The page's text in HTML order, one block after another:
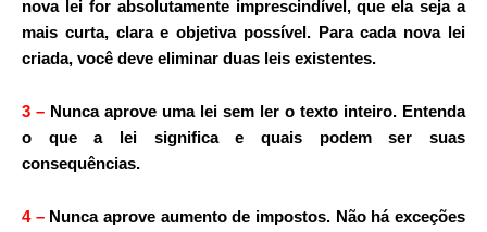
nova lei for absolutamente imprescindível, que ela seja a
mais curta, clara e objetiva possível. Para cada nova lei
criada, você deve eliminar duas leis existentes.
3 – Nunca aprove uma lei sem ler o texto inteiro. Entenda
o que a lei significa e quais podem ser suas
consequências.
4–Nunca aprove aumento de impostos. Não há exceções